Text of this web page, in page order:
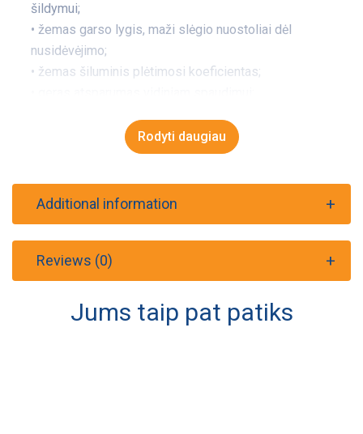
šildymui;
• žemas garso lygis, maži slėgio nuostoliai dėl
nusidėvėjimo;
• žemas šiluminis plėtimosi koeficientas;
Nurodyti orientaciniai išmatavimai.
Rodyti daugiau
Additional information
Reviews (0)
Jums taip pat patiks